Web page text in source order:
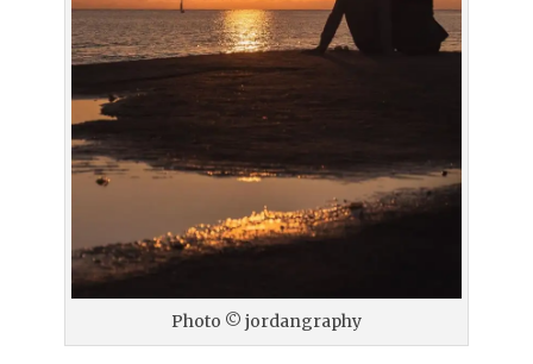
Photo © jordangraphy